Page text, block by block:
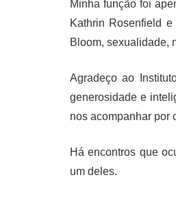
Minha função foi
Kathrin Rosenfield
Bloom, sexualidade,
Agradeço ao
generosidade e
nos acompanhar por
Há encontros que
um deles.